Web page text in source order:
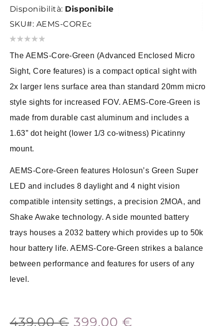
di
immagini
Disponibilità: Disponibile
SKU
AEMS-COREc
Valutazione:
The AEMS-Core-Green (Advanced Enclosed Micro
Sight, Core features) is a compact optical sight with
2x larger lens surface area than standard 20mm micro
style sights for increased FOV. AEMS-Core-Green is
made from durable cast aluminum and includes a
1.63” dot height (lower 1/3 co-witness) Picatinny
mount.
AEMS-Core-Green features Holosun’s Green Super
LED and includes 8 daylight and 4 night vision
compatible intensity settings, a precision 2MOA, and
Shake Awake technology. A side mounted battery
trays houses a 2032 battery which provides up to 50k
hour battery life. AEMS-Core-Green strikes a balance
between performance and features for users of any
level.
399,00 €
439,00 €